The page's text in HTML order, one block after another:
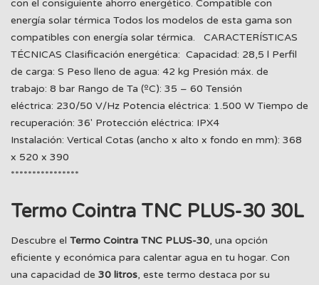
con el consiguiente ahorro energético. Compatible con
energía solar térmica Todos los modelos de esta gama son
compatibles con energía solar térmica. CARACTERÍSTICAS
TÉCNICAS Clasificación energética: Capacidad: 28,5 l Perfil
de carga: S Peso lleno de agua: 42 kg Presión máx. de
trabajo: 8 bar Rango de Ta (ºC): 35 – 60 Tensión
eléctrica: 230/50 V/Hz Potencia eléctrica: 1.500 W Tiempo de
recuperación: 36' Protección eléctrica: IPX4
Instalación: Vertical Cotas (ancho x alto x fondo en mm): 368
x 520 x 390
****************
Termo Cointra TNC PLUS-30 30L
Descubre el Termo Cointra TNC PLUS-30, una opción
eficiente y económica para calentar agua en tu hogar. Con
una capacidad de 30 litros, este termo destaca por su